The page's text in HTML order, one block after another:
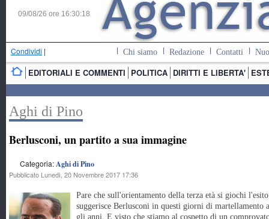
09/08/26 ore 16:30:19
Condividi | Chi siamo Redazione Contatti
EDITORIALI E COMMENTI POLITICA DIRITTI E LIBERTA'
Aghi di Pino
Berlusconi, un partito a sua immagine
Categoria:Aghi di Pino
Pubblicato Lunedì, 20 Novembre 2017 17:36
Pare che sull'orientamento della terza età si giochi
suggerisce Berlusconi in questi giorni di martellamento
gli anni. E visto che stiamo al cospetto di un